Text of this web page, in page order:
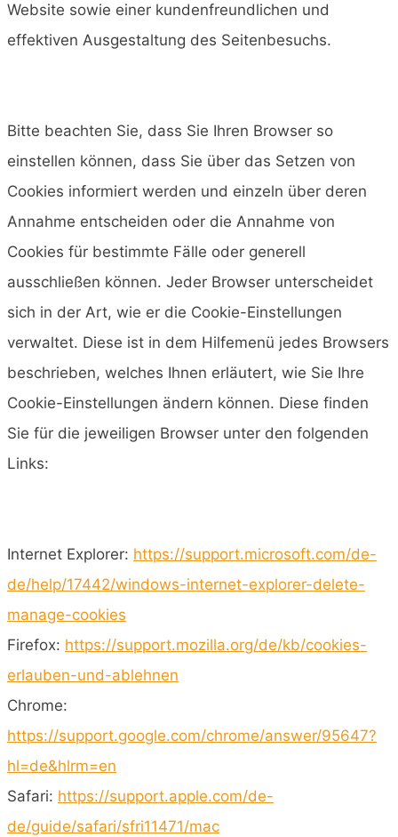
Website sowie einer kundenfreundlichen und
effektiven Ausgestaltung des Seitenbesuchs.
Bitte beachten Sie, dass Sie Ihren Browser so
einstellen können, dass Sie über das Setzen von
Cookies informiert werden und einzeln über deren
Annahme entscheiden oder die Annahme von
Cookies für bestimmte Fälle oder generell
ausschließen können. Jeder Browser unterscheidet
sich in der Art, wie er die Cookie-Einstellungen
verwaltet. Diese ist in dem Hilfemenü jedes Browsers
beschrieben, welches Ihnen erläutert, wie Sie Ihre
Cookie-Einstellungen ändern können. Diese finden
Sie für die jeweiligen Browser unter den folgenden
Links:
Internet Explorer: https://support.microsoft.com/de-
de/help/17442/windows-internet-explorer-delete-
manage-cookies
Firefox: https://support.mozilla.org/de/kb/cookies-
erlauben-und-ablehnen
Chrome:
https://support.google.com/chrome/answer/95647?
hl=de&hlrm=en
Safari: https://support.apple.com/de-
de/guide/safari/sfri11471/mac